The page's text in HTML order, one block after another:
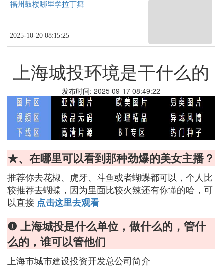
福州鼓楼哪里学拉丁舞
2025-10-20 08:15:25
上海城投环境是干什么的
发布时间: 2025-09-17 08:49:22
★、在哪里可以看到那种劲爆的美女主播？
推荐你去花椒、虎牙、斗鱼或者蝴蝶都可以，个人比
较推荐去蝴蝶，因为里面比较火辣还有你懂的哈，可
以直接 点击这里去观看
❶ 上海城投是什么单位，做什么的，管什
么的，谁可以管他们
上海市城市建设投资开发总公司简介